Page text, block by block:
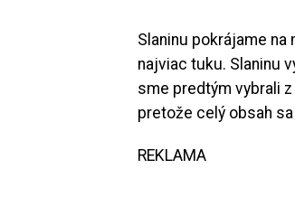
Slaninu pokrájame
najviac tuku. Slaninu
sme predtým vybrali
pretože celý obsah
REKLAMA